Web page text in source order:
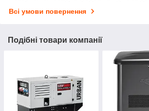
Всі умови повернення
Подібні товари компанії